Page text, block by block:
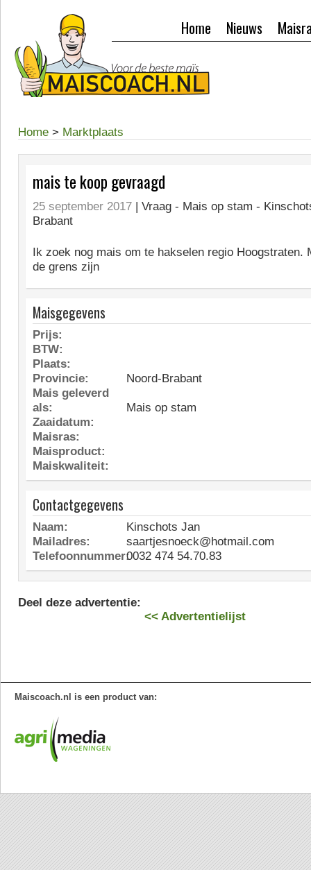
Nieuws
Home
Home > Marktplaats
mais te koop gevraagd
25 september 2017 | Vraag - Mais op stam -
Brabant
Ik zoek nog mais om te hakselen regio Hoogstraten.
de grens zijn
Maisgegevens
Prijs:
BTW:
Plaats:
Provincie:
Noord-Brabant
Mais geleverd
als:
Mais op stam
Zaaidatum:
Maisras:
Maisproduct:
Maiskwaliteit:
Contactgegevens
Naam:
Kinschots Jan
Mailadres:
saartjesnoeck@hotmail.com
Telefoonnummer:0032 474 54.70.83
Deel deze advertentie:
<< Advertentielijst
Maiscoach.nl is een product van: